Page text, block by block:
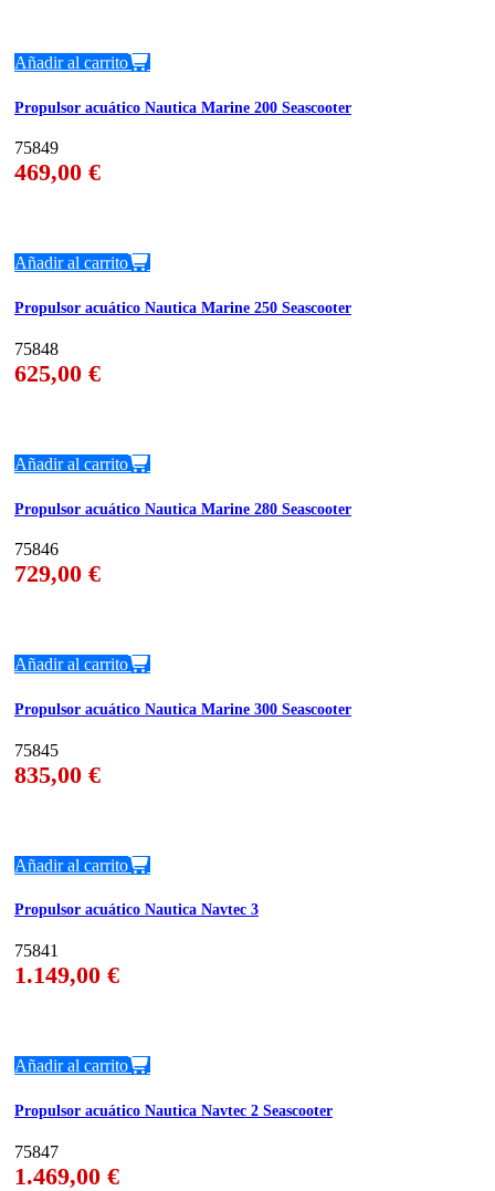
Añadir al carrito
Propulsor acuático Nautica Marine 200 Seascooter
75849
469,00 €
Añadir al carrito
Propulsor acuático Nautica Marine 250 Seascooter
75848
625,00 €
Añadir al carrito
Propulsor acuático Nautica Marine 280 Seascooter
75846
729,00 €
Añadir al carrito
Propulsor acuático Nautica Marine 300 Seascooter
75845
835,00 €
Añadir al carrito
Propulsor acuático Nautica Navtec 3
75841
1.149,00 €
Añadir al carrito
Propulsor acuático Nautica Navtec 2 Seascooter
75847
1.469,00 €